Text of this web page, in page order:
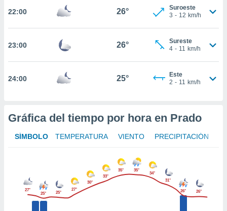
se
aunque
no
abono
22:00 26°
Suroeste
3 - 12 km/h
23:00 26°
Sureste
4 - 11 km/h
24:00 25°
Este
2 - 11 km/h
Gráfica del tiempo por hora en Prado
SÍMBOLO TEMPERATURA VIENTO PRECIPITACIÓN
27°
25° 25°
27°
30°
33°
35° 35°
34°
31°
26° 26°